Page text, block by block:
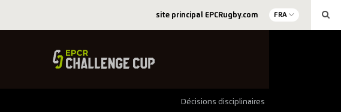
site principal EPCRugby.com FRA
Décisions disciplinaires